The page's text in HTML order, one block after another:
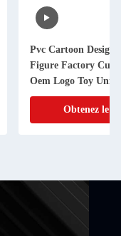
Pvc Cartoon Design
Figure Factory
Oem Logo Toy
Animal Themed Pvc
Obtenez le